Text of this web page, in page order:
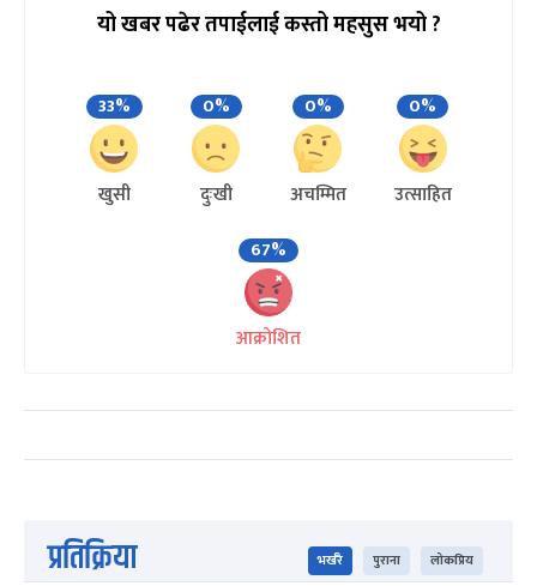
यो खबर पढेर तपाईलाई कस्तो महसुस भयो ?
33%
खुसी
0%
दुःखी
0%
अचम्मित
0%
उत्साहित
67%
आक्रोशित
प्रतिक्रिया भर्खरै पुराना लोकप्रिय